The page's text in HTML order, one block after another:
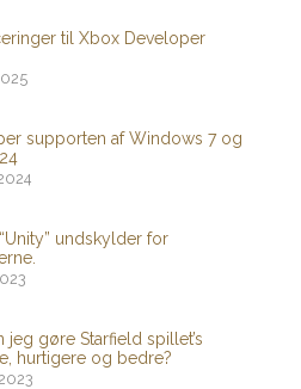
til Xbox Developer
supporten af ​​Windows 7 og
undskylder for
jeg gøre Starfield spillet’s
hurtigere og bedre?